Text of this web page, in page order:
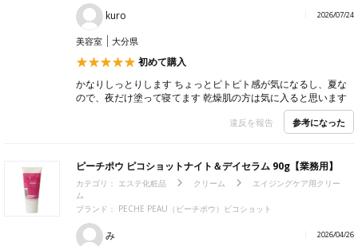
kuro 2026/07/24
美容室 大分県
初めて購入
かなりしっとりします ちょっとピトピト感が気になるし、夏な
ので、夜だけ塗って寝てます 乾燥肌の方は気に入ると思います
違反を報告 参考になった
ピーチポウ ピコショットナイト＆デイセラム 90g【業務用】
カテゴリ： エステ化粧品 クリーム
エイジングケア用クリー
ム
ブランド： PECHE PEAU（ピーチポウ）ピコショット
み 2026/04/26